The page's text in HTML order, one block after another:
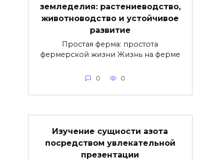
земледелия: растениеводство,
животноводство и устойчивое
развитие
Простая ферма: простота
фермерской жизни Жизнь на ферме
0 0
Изучение сущности азота
посредством увлекательной
презентации